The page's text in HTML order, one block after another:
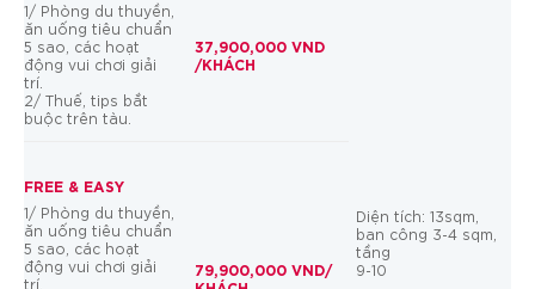
1/ Phòng du thuyền,
ăn uống tiêu chuẩn
5 sao, các hoạt
động vui chơi giải
trí.
2/ Thuế, tips bắt
buộc trên tàu.
37,900,000 VND
/KHÁCH
Diện tích: 13sqm,
ban công 3-4 sqm,
tầng
9-10
FREE & EASY
1/ Phòng du thuyền,
ăn uống tiêu chuẩn
5 sao, các hoạt
động vui chơi giải
trí.
79,900,000 VND/